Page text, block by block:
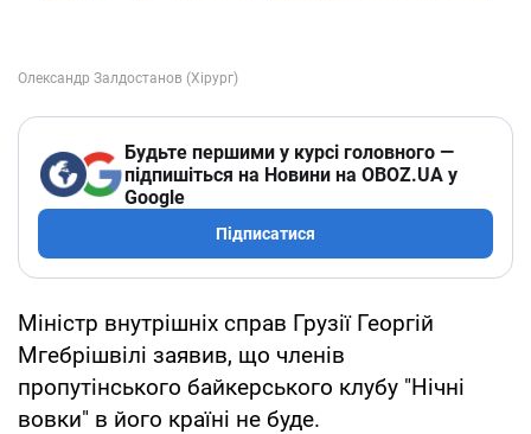
Будьте першими у курсі головного —
підпишіться на Новини на OBOZ.UA у
Google
Підписатися
Міністр внутрішніх справ Грузії Георгій
Мгебрішвілі заявив, що членів
пропутінського байкерського клубу "Нічні
вовки" в його країні не буде.